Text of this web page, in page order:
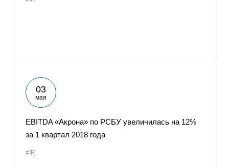
03
мая
EBITDA «Акрона» по РСБУ увеличилась на 12%
за 1 квартал 2018 года
#IR